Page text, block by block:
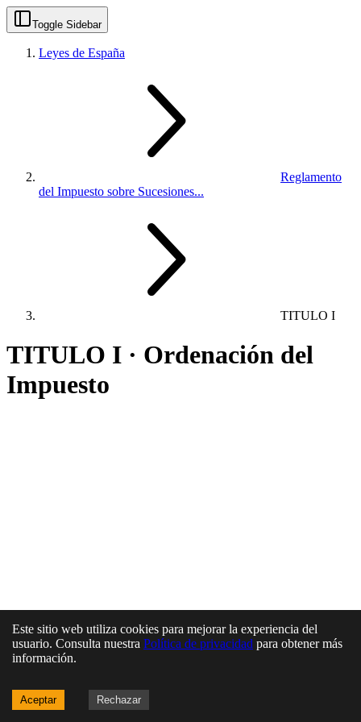
Toggle Sidebar
Leyes de España
Reglamento
del Impuesto sobre Sucesiones...
TITULO I
TITULO I · Ordenación del
Impuesto
Este sitio web utiliza cookies para mejorar la experiencia del
usuario. Consulta nuestra Política de privacidad para obtener más
información.
Aceptar Rechazar